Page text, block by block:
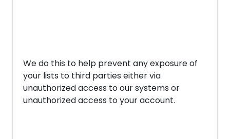
We do this to help prevent any exposure of
your lists to third parties either via
unauthorized access to our systems or
unauthorized access to your account.